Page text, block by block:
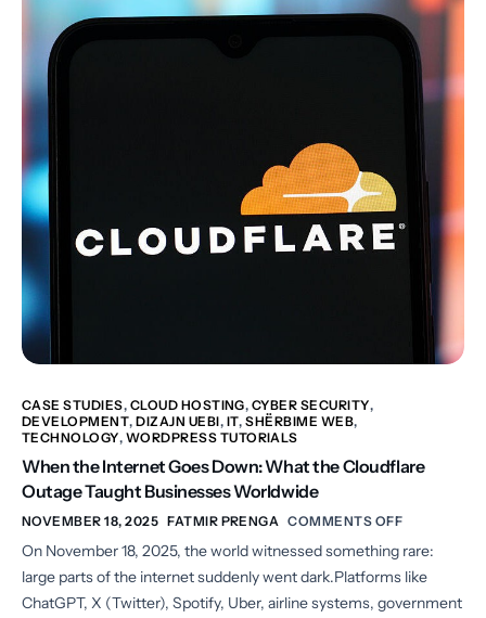
CASE STUDIES, CLOUD HOSTING, CYBER SECURITY,
DEVELOPMENT,DIZAJN UEBI, IT,SHËRBIME WEB,
TECHNOLOGY, WORDPRESS TUTORIALS
When the Internet Goes Down: What the Cloudflare
Outage Taught Businesses Worldwide
NOVEMBER 18, 2025 FATMIR PRENGA COMMENTS OFF
On November 18, 2025, the world witnessed something rare:
large parts of the internet suddenly went dark.Platforms like
ChatGPT, X (Twitter), Spotify, Uber, airline systems, government